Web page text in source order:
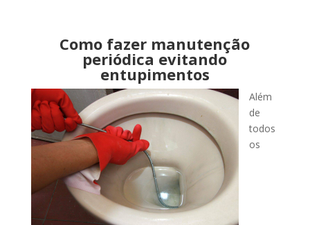
Como fazer manutenção
periódica evitando
entupimentos
Além
de
todos
os